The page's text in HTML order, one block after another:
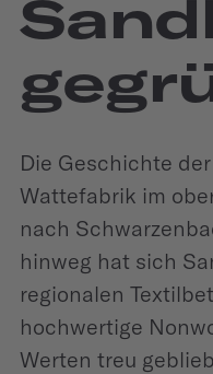
Die Geschichte
Wattefabrik im
nach
hinweg hat sich
regionalen
hochwertige
Werten treu